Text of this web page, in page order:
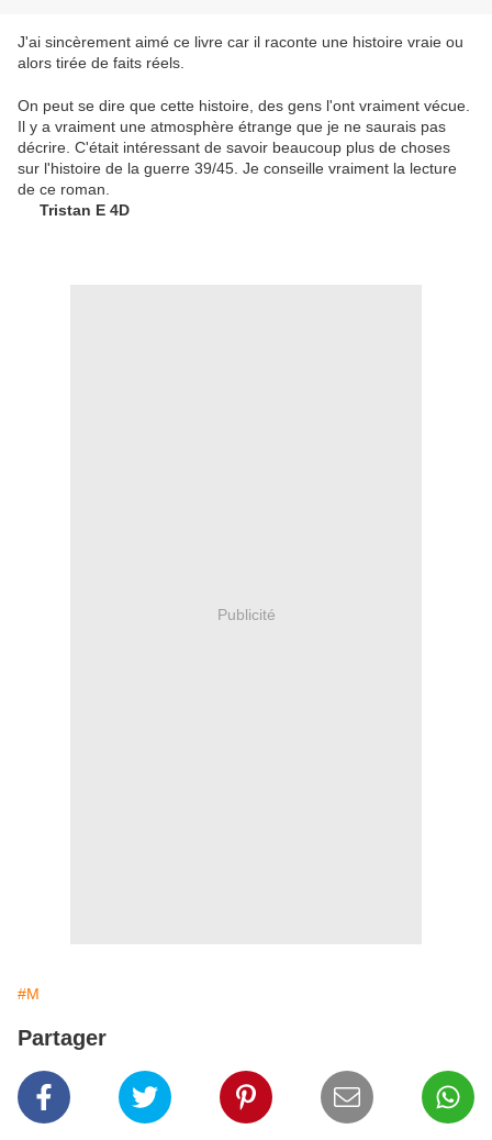
J'ai sincèrement aimé ce livre car il raconte une histoire vraie ou
alors tirée de faits réels.
On peut se dire que cette histoire, des gens l'ont vraiment vécue.
Il y a vraiment une atmosphère étrange que je ne saurais pas
décrire. C'était intéressant de savoir beaucoup plus de choses
sur l'histoire de la guerre 39/45. Je conseille vraiment la lecture
de ce roman.
Tristan E 4D
Publicité
#M
Partager